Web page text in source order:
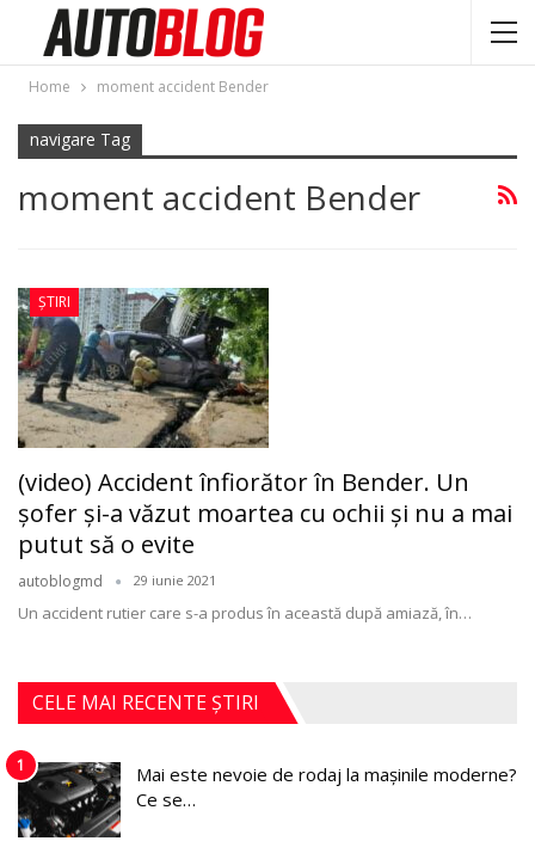
Home moment accident Bender
navigare Tag
moment accident Bender
ȘTIRI
(video) Accident înfiorător în Bender. Un
şofer şi-a văzut moartea cu ochii şi nu a mai
putut să o evite
autoblogmd 29 iunie 2021
Un accident rutier care s-a produs în această după amiază, în…
CELE MAI RECENTE ȘTIRI
1
Mai este nevoie de rodaj la mașinile moderne?
Ce se…